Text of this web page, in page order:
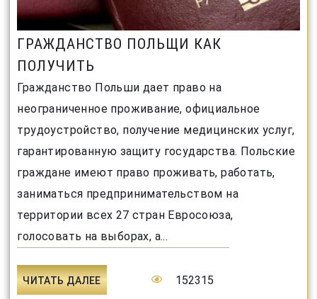
ГРАЖДАНСТВО ПОЛЬЩИ КАК
ПОЛУЧИТЬ
Гражданство Польши дает право на
неограниченное проживание, официальное
трудоустройство, получение медицинских услуг,
гарантированную защиту государства. Польские
граждане имеют право проживать, работать,
заниматься предпринимательством на
территории всех 27 стран Евросоюза,
голосовать на выборах, а...
ЧИТАТЬ ДАЛЕЕ 152315